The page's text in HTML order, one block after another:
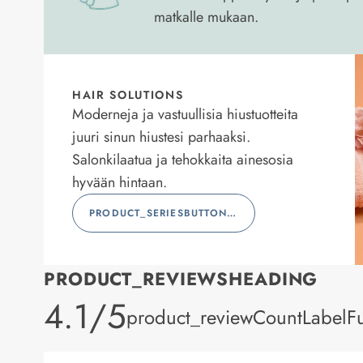
matkalle mukaan.
HAIR SOLUTIONS
Moderneja ja vastuullisia hiustuotteita
juuri sinun hiustesi parhaaksi.
Salonkilaatua ja tehokkaita ainesosia
hyvään hintaan.
PRODUCT_SERIESBUTTONLABEL
PRODUCT_REVIEWSHEADING
product_rating
4.1/5